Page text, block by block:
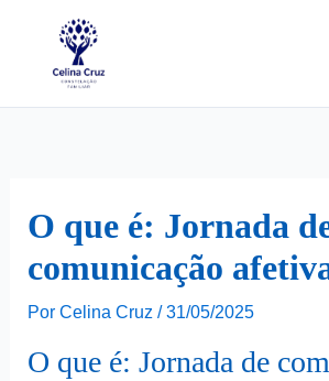
O que é: Jornada
comunicação
Por Celina Cruz / 31/05/2025
O que é: Jornada de